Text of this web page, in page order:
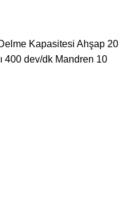
Kapasitesi Ahşap 20
400 dev/dk Mandren 10